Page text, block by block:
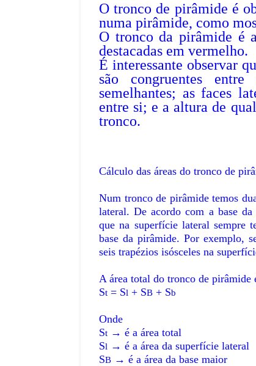
O tronco de pirâmide é
numa pirâmide, como
O tronco da pirâmide é
destacadas em vermelho.
É interessante observar
são congruentes
semelhantes; as faces
entre si; e a altura de
tronco.
Cálculo das áreas do tronco de
Num tronco de pirâmide temos
lateral. De acordo com a base da
que na superfície lateral sempre
base da pirâmide. Por exemplo,
seis trapézios isósceles na
A área total do tronco de pirâmide
St = Sl + SB + Sb
Onde
St → é a área total
Sl → é a área da superfície lateral
SB → é a área da base maior